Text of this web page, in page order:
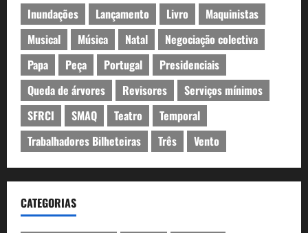
Inundações
Lançamento Livro
Maquinistas
Musical
Música Natal
Negociação colectiva
Papa
Peça Portugal
Presidenciais
Queda de árvores
Revisores
Serviços mínimos
SFRCI
SMAQ Teatro
Temporal
Trabalhadores Bilheteiras
Três Vento
CATEGORIAS